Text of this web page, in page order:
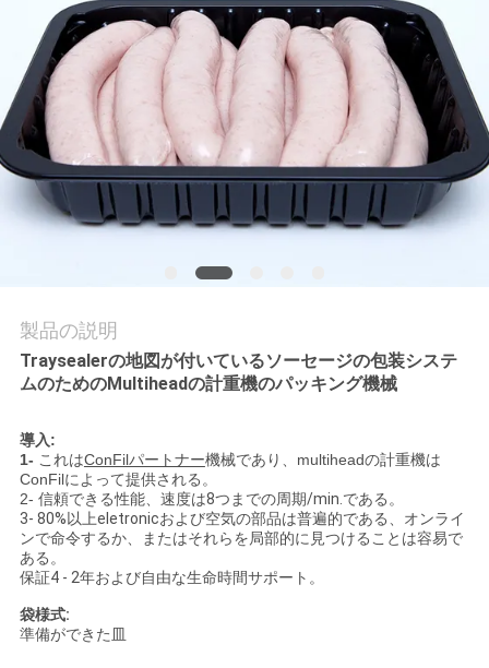
品
質
管
理
用
を
要
求
し
な
さ
い
製品の説明
Traysealerの地図が付いているソーセージの包装システ
ムのためのMultiheadの計重機のパッキング機械
導入:
1- これはConFilパートナー機械であり、multiheadの計重機は
ConFilによって提供される。
2- 信頼できる性能、速度は8つまでの周期/min.である。
3- 80%以上eletronicおよび空気の部品は普遍的である、オンライ
ンで命令するか、またはそれらを局部的に見つけることは容易で
ある。
保証4 - 2年および自由な生命時間サポート。
袋様式:
準備ができた皿